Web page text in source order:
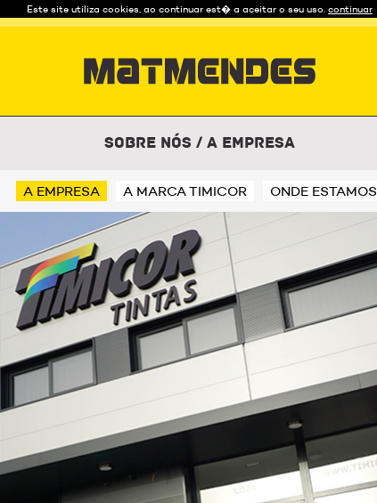
Este site utiliza cookies, ao continuar est� a aceitar o seu uso. continuar
Sobre Nós / A Empresa
A EMPRESA A MARCA TIMICOR ONDE ESTAMOS